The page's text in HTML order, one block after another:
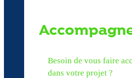
Besoin de vous faire
dans votre projet ?